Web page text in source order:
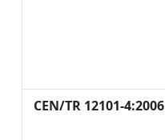
CEN/TR 12101-4:2006